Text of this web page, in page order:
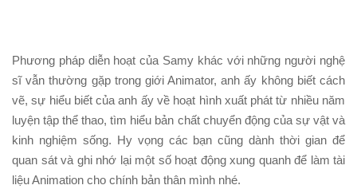
Phương pháp diễn hoạt của Samy khác với những người nghệ
sĩ vẫn thường gặp trong giới Animator, anh ấy không biết cách
vẽ, sự hiểu biết của anh ấy về hoạt hình xuất phát từ nhiều năm
luyện tập thể thao, tìm hiểu bản chất chuyển động của sự vật và
kinh nghiệm sống. Hy vọng các bạn cũng dành thời gian để
quan sát và ghi nhớ lại một số hoạt động xung quanh để làm tài
liệu Animation cho chính bản thân mình nhé.